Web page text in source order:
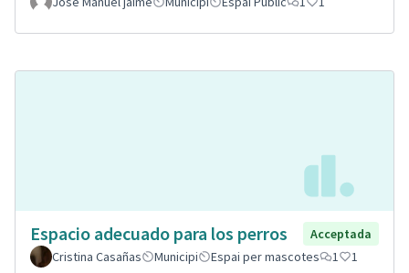
Espacio adecuado para los perros
Acceptada
Cristina Casañas
Municipi Espai per mascotes 1 1